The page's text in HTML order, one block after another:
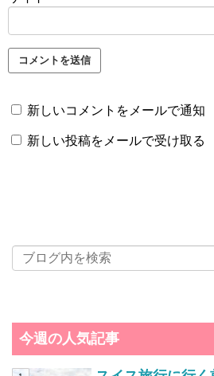
新しいコメントをメールで通知
新しい投稿をメールで受け取る
今週の人気記事